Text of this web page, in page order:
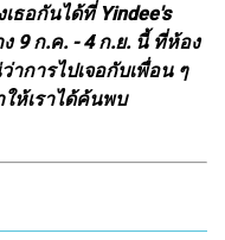
ธอกันได้ที่ Yindee's
9 ก.ค. - 4 ก.ย. นี้ ที่ห้อง
การไปเจอกับเพื่อน ๆ
ห้เราได้ค้นพบ